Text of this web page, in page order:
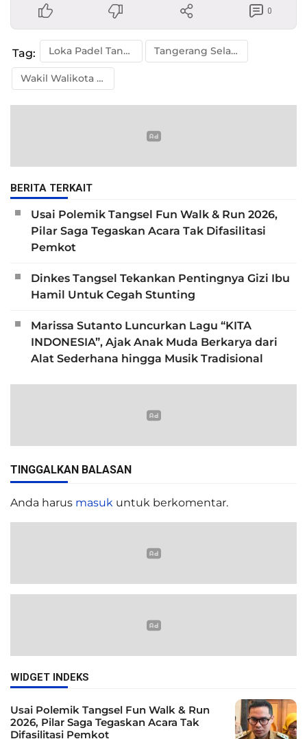
0
Tag: Loka Padel Tangsel Tangerang Selatan
Wakil Walikota Tangsel
BERITA TERKAIT
Usai Polemik Tangsel Fun Walk & Run 2026,
Pilar Saga Tegaskan Acara Tak Difasilitasi
Pemkot
Dinkes Tangsel Tekankan Pentingnya Gizi Ibu
Hamil Untuk Cegah Stunting
Marissa Sutanto Luncurkan Lagu “KITA
INDONESIA”, Ajak Anak Muda Berkarya dari
Alat Sederhana hingga Musik Tradisional
TINGGALKAN BALASAN
Anda harus masuk untuk berkomentar.
WIDGET INDEKS
Usai Polemik Tangsel Fun Walk & Run
2026, Pilar Saga Tegaskan Acara Tak
Difasilitasi Pemkot